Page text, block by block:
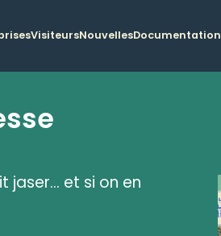
VisiteursNouvellesDocumentation
jaser... et si on en